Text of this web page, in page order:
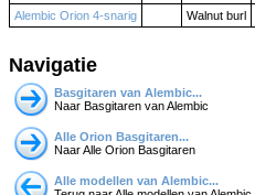
Alembic Orion 4-snarig
Walnut burl
Navigatie
Basgitaren van Alembic...
Naar Basgitaren van Alembic
Alle Orion Basgitaren...
Naar Alle Orion Basgitaren
Alle modellen van Alembic...